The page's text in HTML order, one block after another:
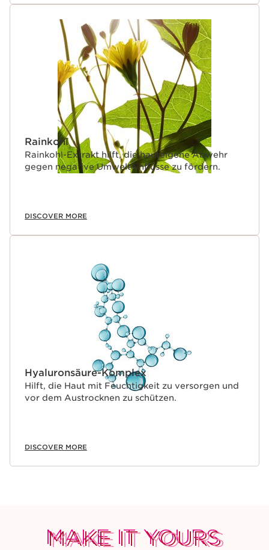
Rainkohl
Rainkohl-Extrakt hilft, die hauteigene Abwehr
gegen negative Umwelteinflüsse zu fördern.
DISCOVER MORE
Hyaluronsäure-Komplex
Hilft, die Haut mit Feuchtigkeit zu versorgen und
vor dem Austrocknen zu schützen.
DISCOVER MORE
MAKE IT YOURS
MAKE IT YOURS
MAKE IT YOURS